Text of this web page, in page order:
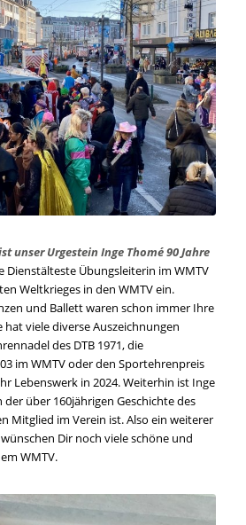
unser Urgestein Inge Thomé 90 Jahre
Dienstälteste Übungsleiterin im WMTV
Weltkrieges in den WMTV ein.
und Ballett waren schon immer Ihre
viele diverse Auszeichnungen
des DTB 1971, die
im WMTV oder den Sportehrenpreis
Lebenswerk in 2024. Weiterhin ist Inge
über 160jährigen Geschichte des
Mitglied im Verein ist. Also ein weiterer
Dir noch viele schöne und
WMTV.